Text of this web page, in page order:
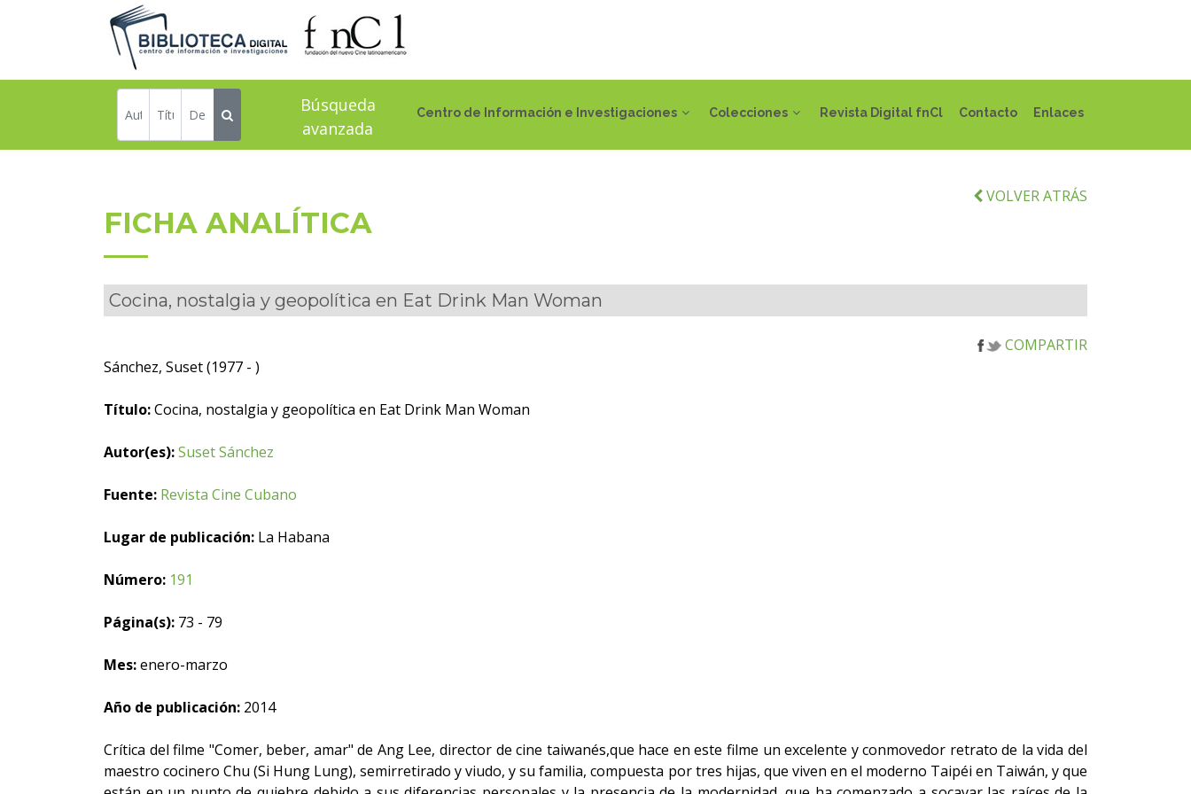
Centro de Información e Investigaciones Colecciones Revista Digital fnCl Contacto Enlaces
Búsqueda
avanzada
VOLVER ATRÁS
FICHA ANALÍTICA
Cocina, nostalgia y geopolítica en Eat Drink Man Woman
COMPARTIR
Sánchez, Suset (1977 - )
Título:Cocina, nostalgia y geopolítica en Eat Drink Man Woman
Autor(es):Suset Sánchez
Fuente: Revista Cine Cubano
Lugar de publicación: La Habana
Número: 191
Página(s): 73 - 79
Mes:enero-marzo
Año de publicación: 2014
Crítica del filme "Comer, beber, amar" de Ang Lee, director de cine taiwanés,que hace en este filme un excelente y conmovedor retrato de la vida del
maestro cocinero Chu (Si Hung Lung), semirretirado y viudo, y su familia, compuesta por tres hijas, que viven en el moderno Taipéi en Taiwán, y que